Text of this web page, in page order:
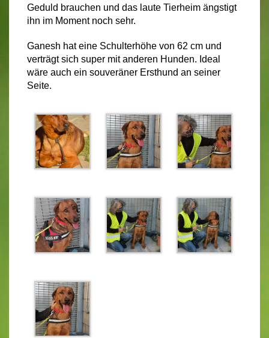
Geduld brauchen und das laute Tierheim ängstigt
ihn im Moment noch sehr.
Ganesh hat eine Schulterhöhe von 62 cm und
verträgt sich super mit anderen Hunden. Ideal
wäre auch ein souveräner Ersthund an seiner
Seite.